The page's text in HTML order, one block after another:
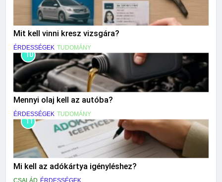
Mit kell vinni kresz vizsgára?
ÉRDESSÉGEK TUDOMÁNY
10
Mennyi olaj kell az autóba?
ÉRDESSÉGEK TUDOMÁNY
11
Mi kell az adókártya igényléshez?
CSALÁD ÉRDESSÉGEK